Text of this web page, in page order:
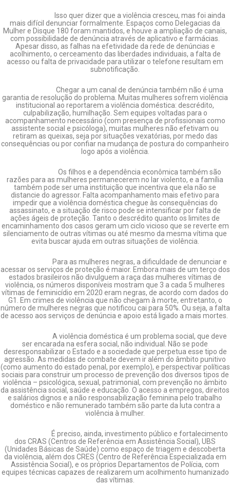
Isso quer dizer que a violência cresceu, mas foi ainda
mais difícil denunciar formalmente. Espaços como Delegacias da
Mulher e Disque 180 foram mantidos, e houve a ampliação de canais,
com possibilidade de denúncia através de aplicativo e farmácias.
Apesar disso, as falhas na efetividade da rede de denúncias e
acolhimento, o cerceamento das liberdades individuais, a falta de
acesso ou falta de privacidade para utilizar o telefone resultam em
subnotificação.
Chegar a um canal de denúncia também não é uma
garantia de resolução do problema. Muitas mulheres sofrem violência
institucional ao reportarem a violência doméstica: descrédito,
culpabilização, humilhação. Sem equipes voltadas para o
acompanhamento necessário (com presença de profissionais como
assistente social e psicóloga), muitas mulheres não efetivam ou
retiram as queixas, seja por situações vexatórias, por medo das
consequências ou por confiar na mudança de postura do companheiro
logo após a violência.
Os filhos e a dependência econômica também são
razões para as mulheres permanecerem no lar violento, e a família
também pode ser uma instituição que incentiva que ela não se
distancie do agressor. Falta acompanhamento mais efetivo para
impedir que a violência doméstica chegue às consequências do
assassinato, e a situação de risco pode se intensificar por falta de
ações ágeis de proteção. Tanto o descrédito quanto os limites de
encaminhamento dos casos geram um ciclo vicioso que se reverte em
silenciamento de outras vítimas ou até mesmo da mesma vítima que
evita buscar ajuda em outras situações de violência.
Para as mulheres negras, a dificuldade de denunciar e
acessar os serviços de proteção é maior. Embora mais de um terço dos
estados brasileiros não divulguem a raça das mulheres vítimas de
violência, os números disponíveis mostram que 3 a cada 5 mulheres
vítimas de feminicídio em 2020 eram negras, de acordo com dados do
G1. Em crimes de violência que não chegam à morte, entretanto, o
número de mulheres negras que notificou cai para 50%. Ou seja, a falta
de acesso aos serviços de denúncia e apoio está ligado a mais mortes.
A violência doméstica é um problema social, que deve
ser encarada na esfera social, não individual. Não se pode
desresponsabilizar o Estado e a sociedade que perpetua esse tipo de
agressão. As medidas de combate devem ir além do âmbito punitivo
(como aumento do estado penal, por exemplo), e perspectivar políticas
sociais para construir um processo de prevenção dos diversos tipos de
violência – psicológica, sexual, patrimonial, com prevenção no âmbito
da assistência social, saúde e educação. O acesso a empregos, direitos
e salários dignos e a não responsabilização feminina pelo trabalho
doméstico e não remunerado também são parte da luta contra a
violência à mulher.
É preciso, ainda, investimento público e fortalecimento
dos CRAS (Centros de Referência em Assistência Social), UBS
(Unidades Básicas de Saúde) como espaço de triagem e descoberta
da violência, além dos CRES (Centro de Referência Especializada em
Assistência Social), e os próprios Departamentos de Polícia, com
equipes técnicas capazes de realizarem um acolhimento humanizado
das vítimas.